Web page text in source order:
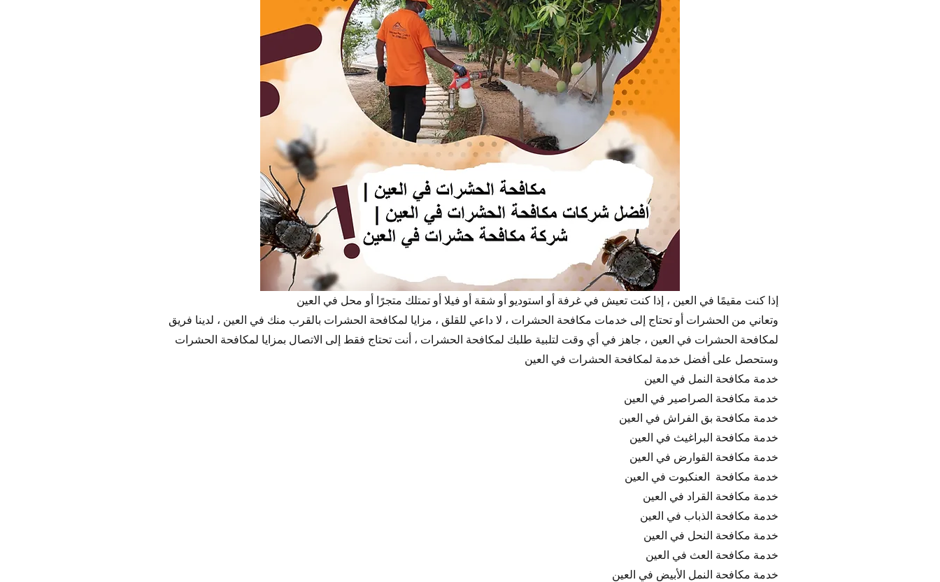
إذا كنت مقيمًا في العين ، إذا كنت تعيش في غرفة أو استوديو أو شقة أو فيلا أو تمتلك متجرًا أو محل في العين
وتعاني من الحشرات أو تحتاج إلى خدمات مكافحة الحشرات ، لا داعي للقلق ، مزايا لمكافحة الحشرات بالقرب منك في العين ، لدينا فريق
لمكافحة الحشرات في العين ، جاهز في أي وقت لتلبية طلبك لمكافحة الحشرات ، أنت تحتاج فقط إلى الاتصال بمزايا لمكافحة الحشرات
وستحصل على أفضل خدمة لمكافحة الحشرات في العين
خدمة مكافحة النمل في العين
خدمة مكافحة الصراصير في العين
خدمة مكافحة بق الفراش في العين
خدمة مكافحة البراغيث في العين
خدمة مكافحة القوارض في العين
خدمة مكافحة العنكبوت في العين
خدمة مكافحة القراد في العين
خدمة مكافحة الذباب في العين
خدمة مكافحة النحل في العين
خدمة مكافحة العث في العين
خدمة مكافحة النمل الأبيض في العين